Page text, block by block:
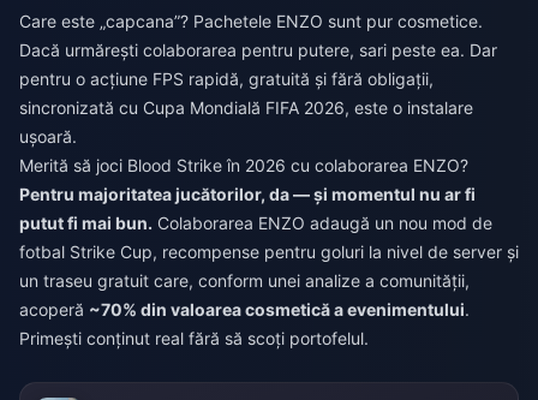
Care este „capcana”? Pachetele ENZO sunt pur cosmetice.
Dacă urmărești colaborarea pentru putere, sari peste ea. Dar
pentru o acțiune FPS rapidă, gratuită și fără obligații,
sincronizată cu Cupa Mondială FIFA 2026, este o instalare
ușoară.
Merită să joci Blood Strike în 2026 cu colaborarea ENZO?
Pentru majoritatea jucătorilor, da — și momentul nu ar fi
putut fi mai bun. Colaborarea ENZO adaugă un nou mod de
fotbal Strike Cup, recompense pentru goluri la nivel de server și
un traseu gratuit care, conform unei analize a comunității,
acoperă ~70% din valoarea cosmetică a evenimentului.
Primești conținut real fără să scoți portofelul.